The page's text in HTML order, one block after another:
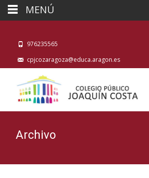
976235565
cpjcozaragoza@educa.aragon.es
Archivo
MENÚ